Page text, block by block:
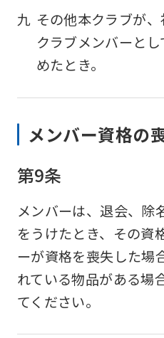
九 その他本クラブが
クラブメンバーと
めたとき。
メンバー資格の
第9条
メンバーは、退会、除
をうけたとき、その資
ーが資格を喪失した場
れている物品がある場
てください。